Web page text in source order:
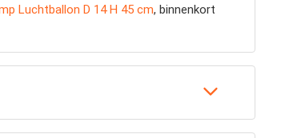
Luchtballon D 14 H 45 cm, binnenkort